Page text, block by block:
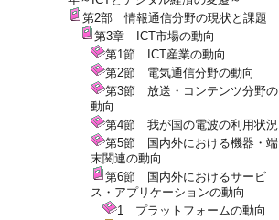
第2部 情報通信分野の現状と課題
第3章 ICT市場の動向
第1節 ICT産業の動向
第2節 電気通信分野の動向
第3節 放送・コンテンツ分野の
動向
第4節 我が国の電波の利用状況
第5節 国内外における機器・端
末関連の動向
第6節 国内外におけるサービ
ス・アプリケーションの動向
1 プラットフォームの動向